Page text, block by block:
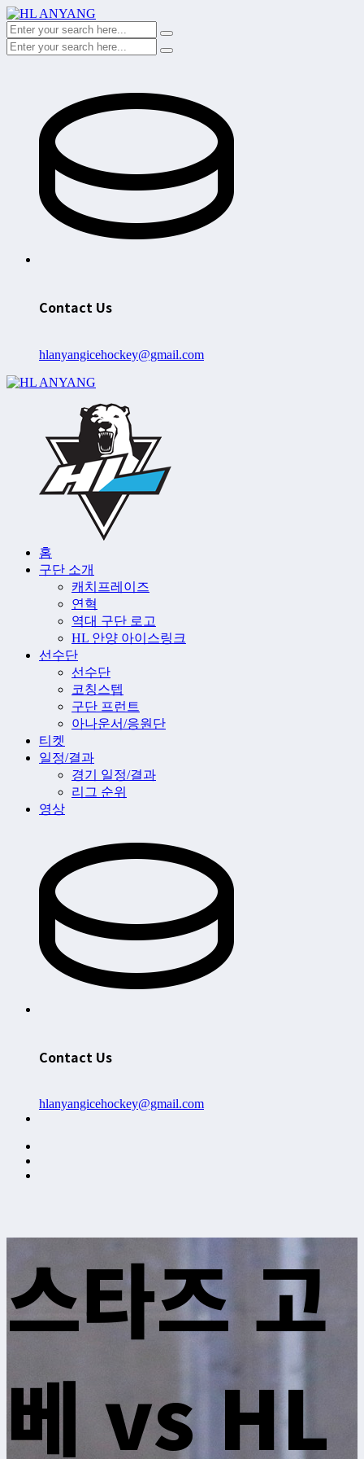
Contact Us
hlanyangicehockey@gmail.com
홈
구단 소개
캐치프레이즈
연혁
역대 구단 로고
HL 안양 아이스링크
선수단
선수단
코칭스텝
구단 프런트
아나운서/응원단
티켓
일정/결과
경기 일정/결과
리그 순위
영상
Contact Us
hlanyangicehockey@gmail.com
스타즈 고
베 vs HL